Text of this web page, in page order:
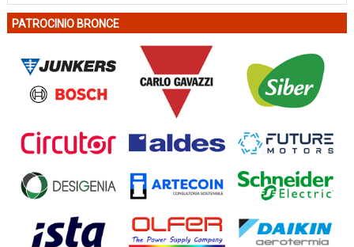
PATROCINIO BRONCE